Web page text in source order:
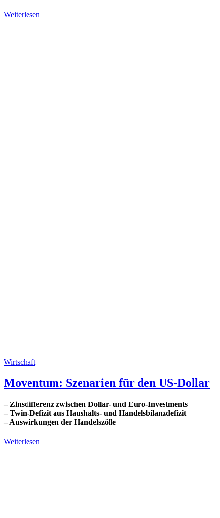
Weiterlesen
Wirtschaft
Moventum: Szenarien für den US-Dollar
– Zinsdifferenz zwischen Dollar- und Euro-Investments
– Twin-Defizit aus Haushalts- und Handelsbilanzdefizit
– Auswirkungen der Handelszölle
Weiterlesen